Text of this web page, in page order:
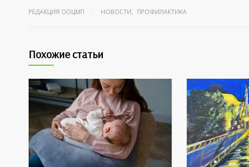
РЕДАКЦИЯ ООЦМП НОВОСТИ, ПРОФИЛАКТИКА
Похожие статьи